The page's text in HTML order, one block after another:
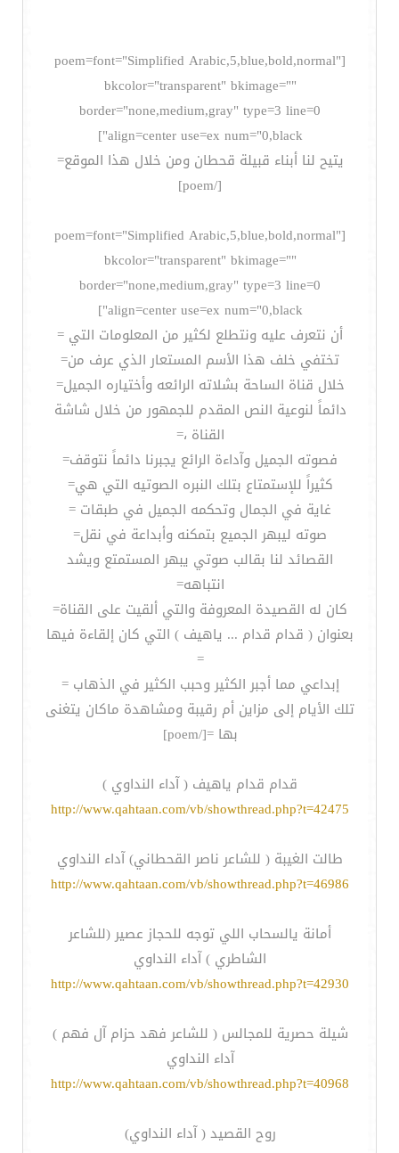
[poem=font="Simplified Arabic,5,blue,bold,normal"
bkcolor="transparent" bkimage=""
border="none,medium,gray" type=3 line=0
align=center use=ex num="0,black"]
يتيح لنا أبناء قبيلة قحطان ومن خلال هذا الموقع=
[/poem]
[poem=font="Simplified Arabic,5,blue,bold,normal"
bkcolor="transparent" bkimage=""
border="none,medium,gray" type=3 line=0
align=center use=ex num="0,black"]
أن نتعرف عليه ونتطلع لكثير من المعلومات التي =
تختفي خلف هذا الأسم المستعار الذي عرف من=
خلال قناة الساحة بشلاته الرائعه وأختياره الجميل=
دائماً لنوعية النص المقدم للجمهور من خلال شاشة
القناة ،=
فصوته الجميل وآداءة الرائع يجبرنا دائماً نتوقف=
كثيراً للإستمتاع بتلك النبره الصوتيه التي هي=
غاية في الجمال وتحكمه الجميل في طبقات =
صوته ليبهر الجميع بتمكنه وأبداعة في نقل=
القصائد لنا بقالب صوتي يبهر المستمتع ويشد
انتباهه=
كان له القصيدة المعروفة والتي ألقيت على القناة=
بعنوان ( قدام قدام ... ياهيف ) التي كان إلقاءة فيها
=
إبداعي مما أجبر الكثير وحبب الكثير في الذهاب =
تلك الأيام إلى مزاين أم رقيبة ومشاهدة ماكان يتغنى
بها =[/poem]
قدام قدام ياهيف ( آداء النداوي )
http://www.qahtaan.com/vb/showthread.php?t=42475
طالت الغيبة ( للشاعر ناصر القحطاني) آداء النداوي
http://www.qahtaan.com/vb/showthread.php?t=46986
أمانة يالسحاب اللي توجه للحجاز عصير (للشاعر
الشاطري ) آداء النداوي
http://www.qahtaan.com/vb/showthread.php?t=42930
شيلة حصرية للمجالس ( للشاعر فهد حزام آل فهم )
آداء النداوي
http://www.qahtaan.com/vb/showthread.php?t=40968
روح القصيد ( آداء النداوي)